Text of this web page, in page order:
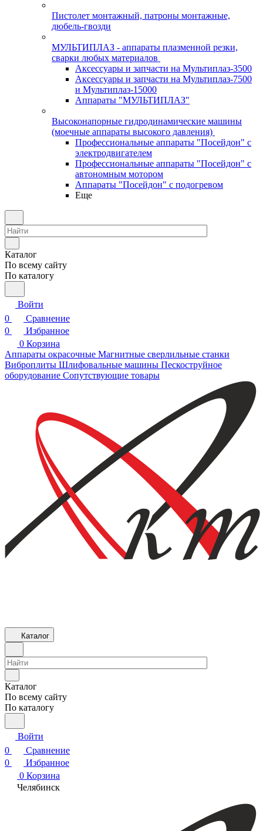
Пистолет монтажный, патроны монтажные,
дюбель-гвозди
МУЛЬТИПЛАЗ - аппараты плазменной резки,
сварки любых материалов
Аксессуары и запчасти на Мультиплаз-3500
Аксессуары и запчасти на Мультиплаз-7500
и Мультиплаз-15000
Аппараты "МУЛЬТИПЛАЗ"
Высоконапорные гидродинамические машины
(моечные аппараты высокого давления)
Профессиональные аппараты "Посейдон" с
электродвигателем
Профессиональные аппараты "Посейдон" с
автономным мотором
Аппараты "Посейдон" с подогревом
Еще
Каталог
По всему сайту
По каталогу
Войти
0
Сравнение
0
Избранное
0 Корзина
Аппараты окрасочные Магнитные сверлильные станки
Виброплиты Шлифовальные машины Пескоструйное
оборудование Сопутствующие товары
Каталог
Каталог
По всему сайту
По каталогу
Войти
0
Сравнение
0
Избранное
0 Корзина
Челябинск